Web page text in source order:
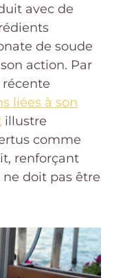
avec de
de soude
action. Par
liées à son
illustre
comme
renforçant
doit pas être